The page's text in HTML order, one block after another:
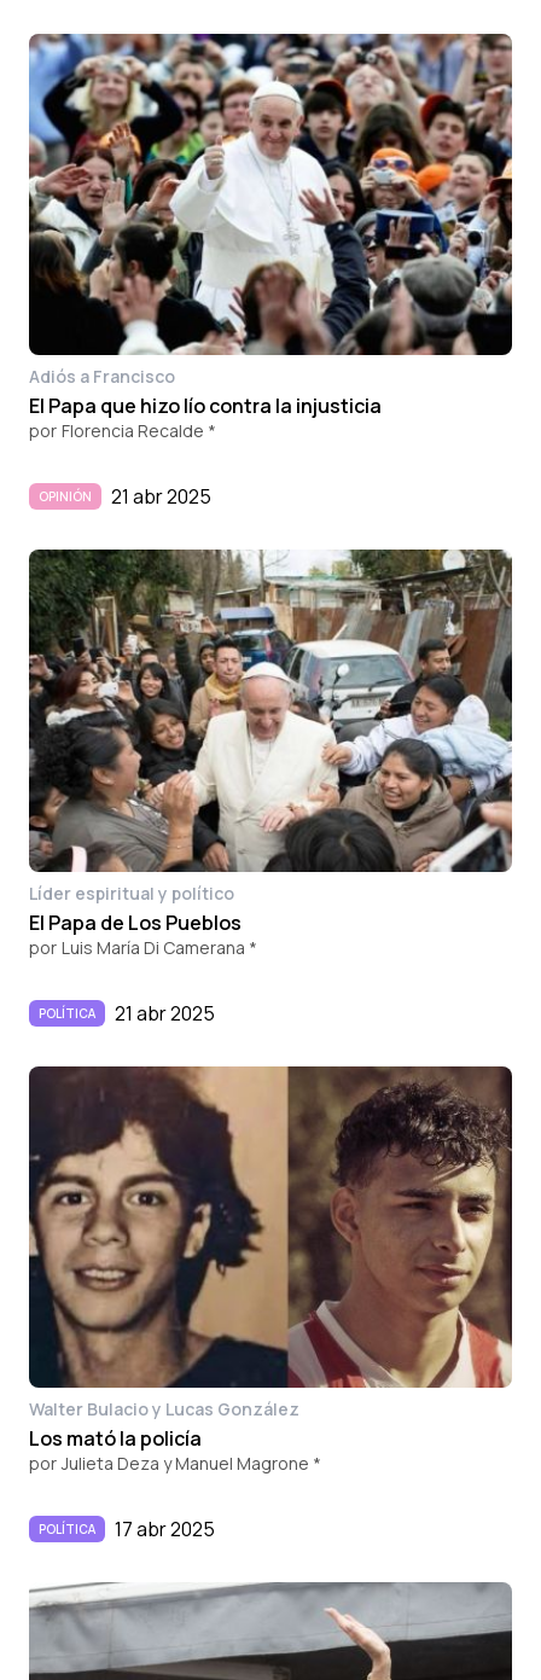
Adiós a Francisco
El Papa que hizo lío contra la injusticia
por Florencia Recalde *
OPINIÓN 21 abr 2025
Líder espiritual y político
El Papa de Los Pueblos
por Luis María Di Camerana *
POLÍTICA 21 abr 2025
Walter Bulacio y Lucas González
Los mató la policía
por Julieta Deza y Manuel Magrone *
POLÍTICA 17 abr 2025